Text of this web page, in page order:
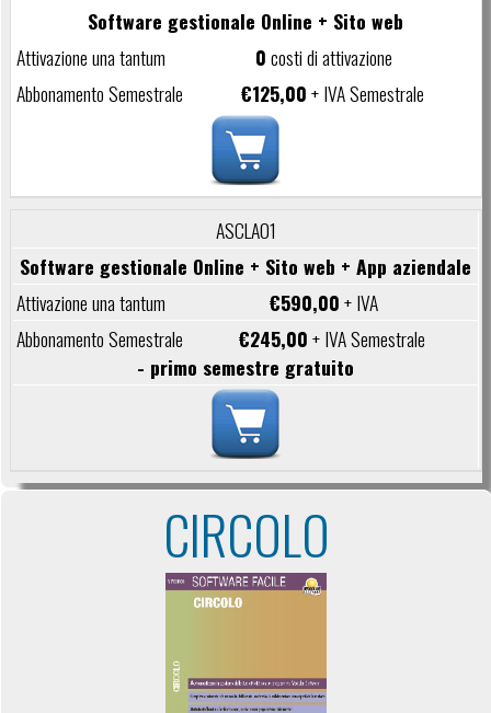
Software gestionale Online + Sito web
0costi di attivazione
€125,00+ IVA Semestrale
ASCLA01
Software gestionale Online + Sito web + App aziendale
€590,00+ IVA
€245,00+ IVA Semestrale
- primo semestre gratuito
CIRCOLO